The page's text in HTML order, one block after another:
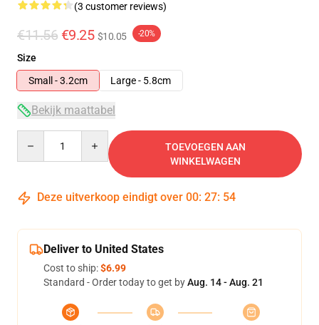
(3 customer reviews)
€11.56 €9.25 $10.05 -20%
Size
Small - 3.2cm
Large - 5.8cm
Bekijk maattabel
TOEVOEGEN AAN
WINKELWAGEN
Deze uitverkoop eindigt over 00: 27: 53
Deliver to United States
Cost to ship:$6.99
Standard - Order today to get byAug. 14 - Aug. 21